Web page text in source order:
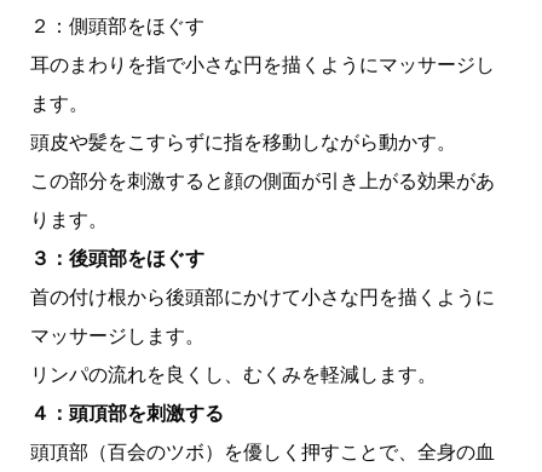
２：側頭部をほぐす
耳のまわりを指で小さな円を描くようにマッサージし
ます。
頭皮や髪をこすらずに指を移動しながら動かす。
この部分を刺激すると顔の側面が引き上がる効果があ
ります。
３：後頭部をほぐす
首の付け根から後頭部にかけて小さな円を描くように
マッサージします。
リンパの流れを良くし、むくみを軽減します。
４：頭頂部を刺激する
頭頂部（百会のツボ）を優しく押すことで、全身の血